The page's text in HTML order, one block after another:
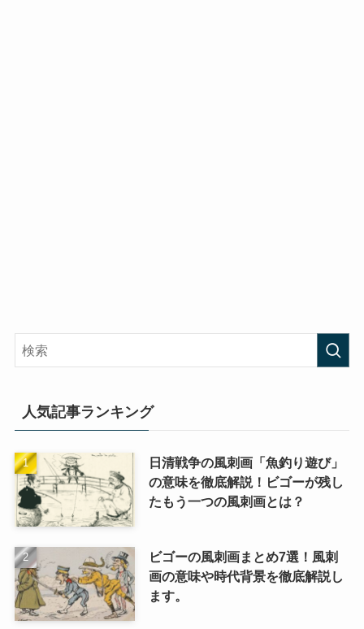
人気記事ランキング
日清戦争の風刺画「魚釣り遊び」
の意味を徹底解説！ビゴーが残し
たもう一つの風刺画とは？
ビゴーの風刺画まとめ7選！風刺
画の意味や時代背景を徹底解説し
ます。